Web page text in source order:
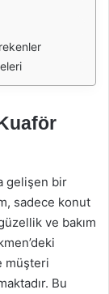
gelişen bir
sadece konut
ve bakım
müşteri
Bu